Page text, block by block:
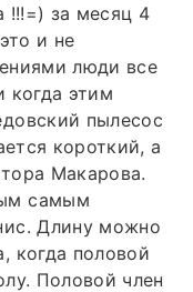
!!!=) за месяц 4
и не
люди все
когда этим
пылесос
короткий, а
Макарова.
самым
Длину можно
когда половой
Половой член